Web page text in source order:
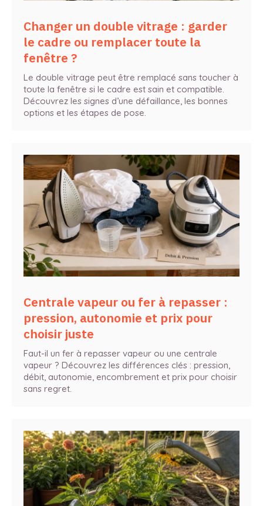
Changer un double vitrage : garder
le cadre ou remplacer toute la
fenêtre ?
Le double vitrage peut être remplacé sans toucher à
toute la fenêtre si le cadre est sain et compatible.
Découvrez les signes d’une défaillance, les bonnes
options et les étapes de pose.
Centrale vapeur ou fer à repasser :
pression, autonomie et prix pour
choisir juste
Faut-il un fer à repasser vapeur ou une centrale
vapeur ? Découvrez les différences clés : pression,
débit, autonomie, encombrement et prix pour choisir
sans regret.